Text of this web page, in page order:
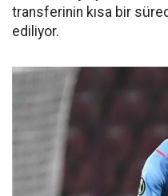
transferinin kısa bir
ediliyor.